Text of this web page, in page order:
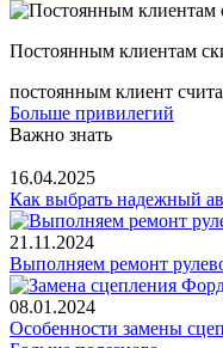
Постоянным клиентам
постоянным клиент
Больше привилегий
Важно знать
16.04.2025
Как выбрать надежный
21.11.2024
Выполняем ремонт
08.01.2024
Особенности замены